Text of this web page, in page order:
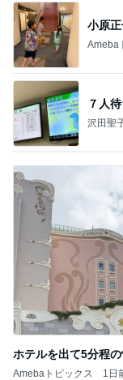
小原
Ameba
７人
沢田聖
ホテルを出て5分程
Amebaトピックス 1日